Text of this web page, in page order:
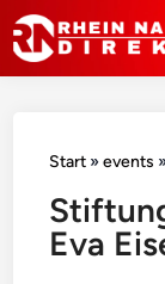
Start »events
Eva